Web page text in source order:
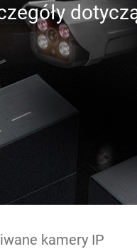
kamery IP